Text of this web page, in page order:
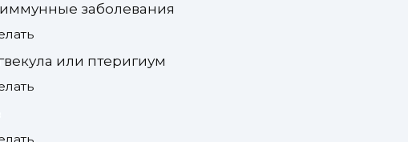
заболевания
или птеригиум